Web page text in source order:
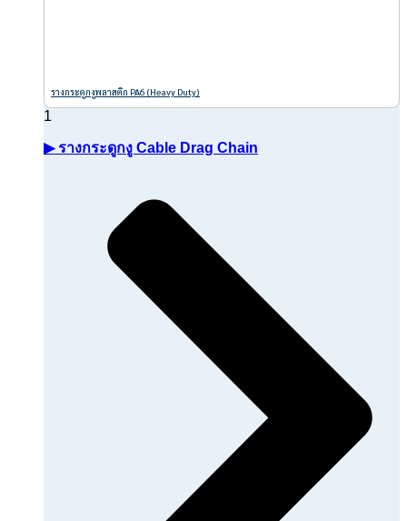
รางกระดูกงูพลาสติก PA6 (Heavy Duty)
▶ รางกระดูกงู Cable Drag Chain